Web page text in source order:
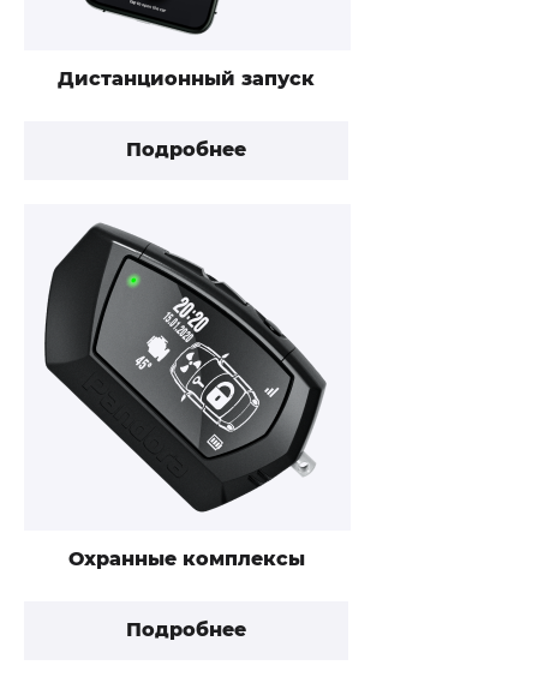
Дистанционный запуск
Подробнее
Охранные комплексы
Подробнее